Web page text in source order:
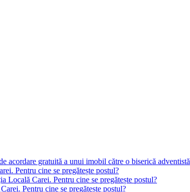
acordare gratuită a unui imobil către o biserică adventistă
Pentru cine se pregătește postul?
Locală Carei. Pentru cine se pregătește postul?
Pentru cine se pregătește postul?